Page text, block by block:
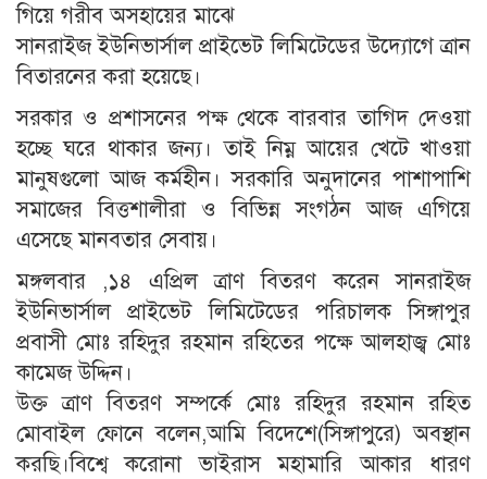
গিয়ে গরীব অসহায়ের মাঝে
সানরাইজ ইউনিভার্সাল প্রাইভেট লিমিটেডের উদ্যোগে ত্রান
বিতারনের করা হয়েছে।
সরকার ও প্রশাসনের পক্ষ থেকে বারবার তাগিদ দেওয়া
হচ্ছে ঘরে থাকার জন্য। তাই নিম্ন আয়ের খেটে খাওয়া
মানুষগুলো আজ কর্মহীন। সরকারি অনুদানের পাশাপাশি
সমাজের বিত্তশালীরা ও বিভিন্ন সংগঠন আজ এগিয়ে
এসেছে মানবতার সেবায়।
মঙ্গলবার ,১৪ এপ্রিল ত্রাণ বিতরণ করেন সানরাইজ
ইউনিভার্সাল প্রাইভেট লিমিটেডের পরিচালক সিঙ্গাপুর
প্রবাসী মোঃ রহিদুর রহমান রহিতের পক্ষে আলহাজ্ব মোঃ
কামেজ উদ্দিন।
উক্ত ত্রাণ বিতরণ সম্পর্কে মোঃ রহিদুর রহমান রহিত
মোবাইল ফোনে বলেন,আমি বিদেশে(সিঙ্গাপুরে) অবস্থান
করছি।বিশ্বে করোনা ভাইরাস মহামারি আকার ধারণ